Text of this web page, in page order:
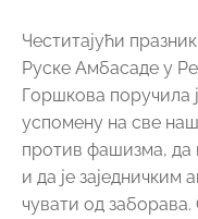
Честитајући
Руске Амбасаде у
Горшкова поручила
успомену на све
против фашизма, да
и да је
чувати од заборава.